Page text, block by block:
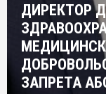
ДИРЕКТОР
ЗАПРЕТА